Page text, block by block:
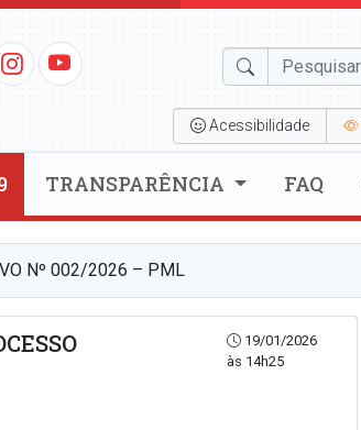
Acessibilidade
TRANSPARÊNCIA FAQ
Nº 002/2026 – PML
19/01/2026
às 14h25